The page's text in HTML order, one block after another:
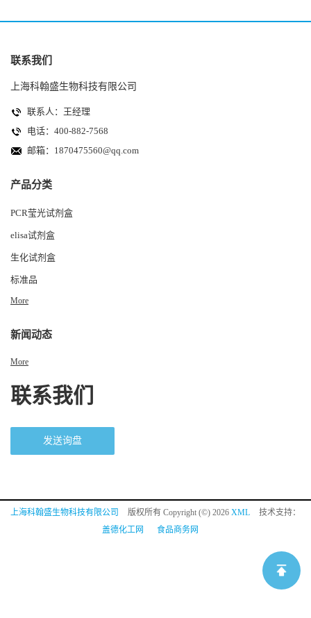
联系我们
上海科翰盛生物科技有限公司
联系人：王经理
电话：400-882-7568
邮箱： 1870475560@qq.com
产品分类
PCR莹光试剂盒
elisa试剂盒
生化试剂盒
标准品
More
新闻动态
More
联系我们
发送询盘
上海科翰盛生物科技有限公司 版权所有 Copyright (©) 2026 XML
技术支持：
盖德化工网
食品商务网